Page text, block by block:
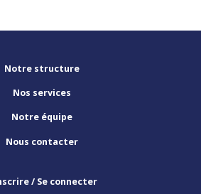
Notre structure
Nos services
Notre équipe
Nous contacter
/ Se connecter